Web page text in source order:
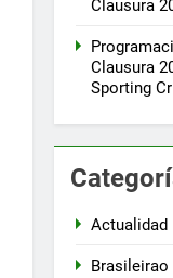
Clausura
Clausura
Sporting
Actualidad
Brasileirao